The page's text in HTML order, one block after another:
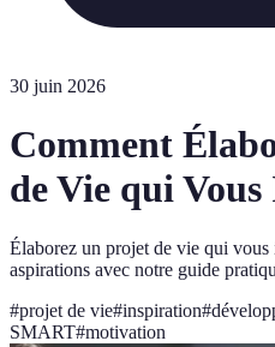
30 juin 2026
Comment
de Vie qui
Élaborez un projet de vie qui
aspirations avec notre guide
#projet de vie#inspiration#
SMART#motivation